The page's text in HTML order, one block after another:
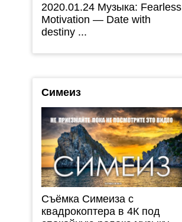
2020.01.24 Музыка: Fearless
Motivation — Date with
destiny ...
Симеиз
Съёмка Симеиза с
квадрокоптера в 4К под